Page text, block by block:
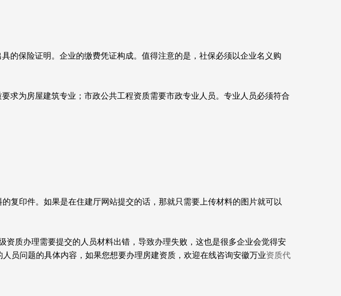
的保险证明。企业的缴费凭证构成。值得注意的是，社保必须以企业名义购
求为房屋建筑专业；市政公共工程资质需要市政专业人员。专业人员必须符合
复印件。如果是在住建厅网站提交的话，那就只需要上传材料的图片就可以
质办理需要提交的人员材料出错，导致办理失败，这也是很多企业会觉得安
员问题的具体内容，如果您想要办理房建资质，欢迎在线咨询安徽万业资质代